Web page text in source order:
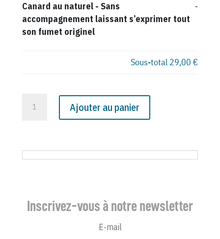
Canard au naturel- Sans
accompagnement laissant s’exprimer tout
son fumet originel
-
Sous-total 29,00 €
du
15
Ajouter au panier
Inscrivez-vous à notre newsletter